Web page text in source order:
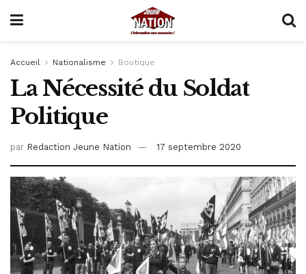
Accueil Nationalisme Boutique
La Nécessité du Soldat
Politique
par Redaction Jeune Nation 17 septembre 2020